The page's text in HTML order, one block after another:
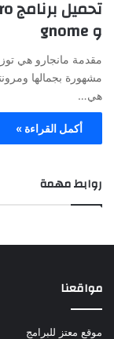
و gnome
مقدمة مانجارو هي
مشهورة بجمالها
هي…
أكمل القراءة »
روابط مهمة
مواقعنا
موقع معتز للبرامج